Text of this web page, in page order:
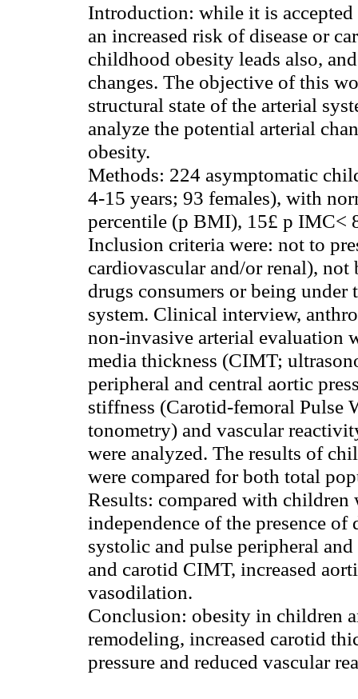
Introduction: while it is
an increased risk of disease or
childhood obesity leads also,
changes. The objective of this
structural state of the arterial
analyze the potential arterial
obesity.
Methods: 224 asymptomatic
4-15 years; 93 females), with
percentile (p BMI), 15£ p IMC<
Inclusion criteria were: not to
cardiovascular and/or renal),
drugs consumers or being
system. Clinical interview,
non-invasive arterial evaluation
media thickness (CIMT;
peripheral and central aortic
stiffness (Carotid-femoral Pulse
tonometry) and vascular
were analyzed. The results of
were compared for both total
Results: compared with
independence of the presence of
systolic and pulse peripheral
and carotid CIMT, increased
vasodilation.
Conclusion: obesity in children
remodeling, increased carotid
pressure and reduced vascular